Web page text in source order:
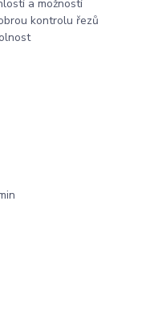
a možností
kontrolu řezů